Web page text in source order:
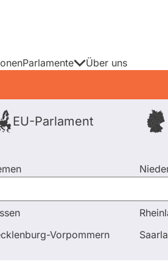
Parlamente
EU-Parlament
Vorpommern
Über uns
Kandidierende